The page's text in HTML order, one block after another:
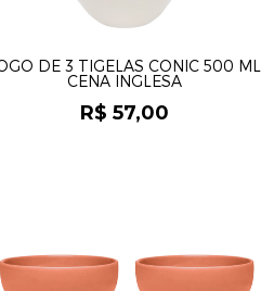
DE 3 TIGELAS CONIC 500 ML
CENA INGLESA
R$ 57,00